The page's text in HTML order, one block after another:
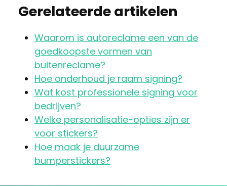
Gerelateerde artikelen
Waarom is autoreclame een van de
goedkoopste vormen van
buitenreclame?
Hoe onderhoud je raam signing?
Wat kost professionele signing voor
bedrijven?
Welke personalisatie-opties zijn er
voor stickers?
Hoe maak je duurzame
bumperstickers?